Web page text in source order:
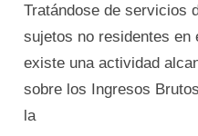
Tratándose de servicios
sujetos no residentes en
existe una actividad
sobre los Ingresos
la